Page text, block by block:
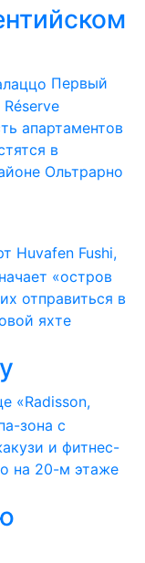
Первый
апартаментов
в
Ольтрарно
Huvafen Fushi,
«остров
отправиться в
яхте
«Radisson,
зона с
и фитнес-
на 20-м этаже